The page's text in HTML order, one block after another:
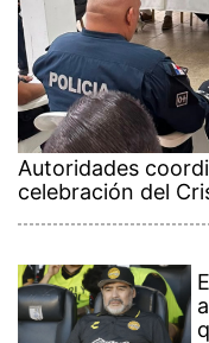
Autoridades
celebración del